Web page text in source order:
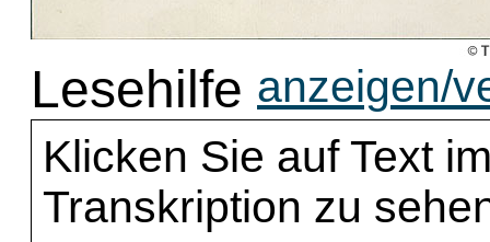
Lesehilfe anzeigen/
Klicken Sie auf Text
Transkription zu